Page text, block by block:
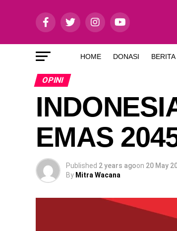
HOME DONASI BERITA
OPINI
EMAS
Published 2 years agoon 20 May
By Mitra Wacana